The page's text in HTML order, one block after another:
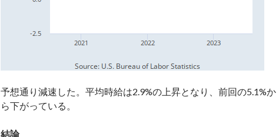
予想通り減速した。平均時給は2.9%の上昇となり、前回の5.1%か
ら下がっている。
結論